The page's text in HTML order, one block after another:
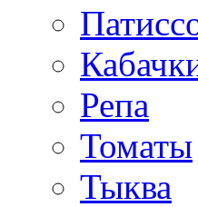
Репа
Томаты
Тыква